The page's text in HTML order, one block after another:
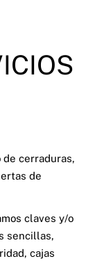
cerraduras,
de
claves y/o
sencillas,
cajas